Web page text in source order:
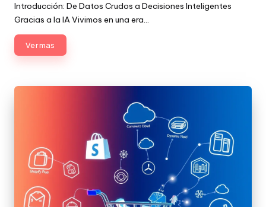
por
Introducción: De Datos Crudos a Decisiones Inteligentes
Gracias a la IA Vivimos en una era…
Ver mas